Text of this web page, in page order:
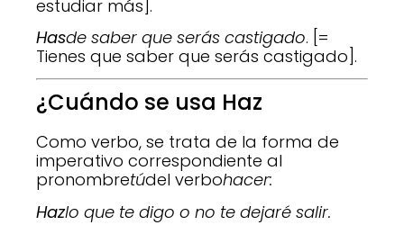
estudiar más].
Hasde saber que serás castigado. [=
Tienes que saber que serás castigado].
¿Cuándo se usa Haz
Como verbo, se trata de la forma de
imperativo correspondiente al
pronombretúdel verbohacer:
Hazlo que te digo o no te dejaré salir.